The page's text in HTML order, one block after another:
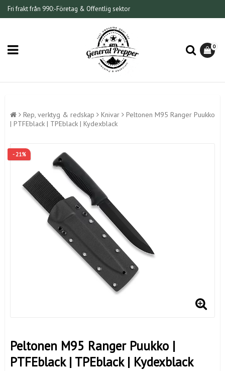
Fri frakt från 990:-Företag & Offentlig sektor
0
Rep, verktyg & redskap Knivar
Peltonen M95 Ranger Puukko
| PTFEblack | TPEblack | Kydexblack
- 21%
Peltonen M95 Ranger Puukko |
PTFEblack | TPEblack | Kydexblack